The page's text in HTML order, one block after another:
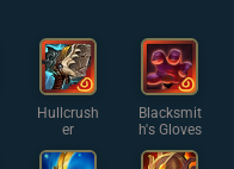
Hullcrush
er
Blacksmit
h's Gloves